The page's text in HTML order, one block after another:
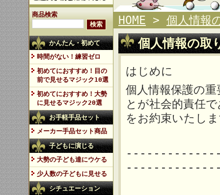
商品検索
かんたん・初めて
時間がない！練習ゼロ
初めてにおすすめ！目の
前で見せるマジック10選
初めてにおすすめ！大勢
に見せるマジック20選
お手軽手品セット
メーカー手品セット商品
子どもに演じる
大勢の子ども達にウケる
少人数の子どもに見せる
シチュエーション
HOME > 個人情報
個人情報の取
はじめに
個人情報保護の
とが社会的責任
をお約束いたし